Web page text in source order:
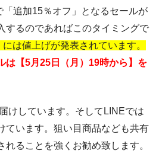
追加15％オフ」となるセールが
するのであればこのタイミングで
は値上げが発表されています。
は【5月25日（月）19時から】を
けしています。そしてLINEでは
ています。狙い目商品なども共有
れることを強くお勧め致します。